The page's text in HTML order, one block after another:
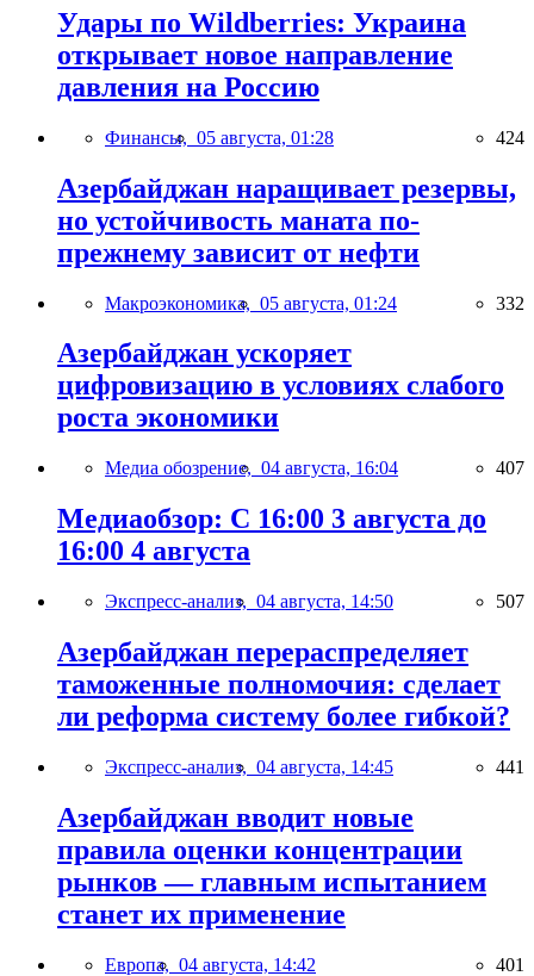
Удары по Wildberries: Украина
открывает новое направление
давления на Россию
Финансы, 05 августа, 01:28 424
Азербайджан наращивает резервы,
но устойчивость маната по-
прежнему зависит от нефти
Макроэкономика, 05 августа, 01:24 332
Азербайджан ускоряет
цифровизацию в условиях слабого
роста экономики
Медиа обозрение, 04 августа, 16:04 407
Медиаобзор: С 16:00 3 августа до
16:00 4 августа
Экспресс-анализ, 04 августа, 14:50 507
Азербайджан перераспределяет
таможенные полномочия: сделает
ли реформа систему более гибкой?
Экспресс-анализ, 04 августа, 14:45 441
Азербайджан вводит новые
правила оценки концентрации
рынков — главным испытанием
станет их применение
Европа, 04 августа, 14:42 401